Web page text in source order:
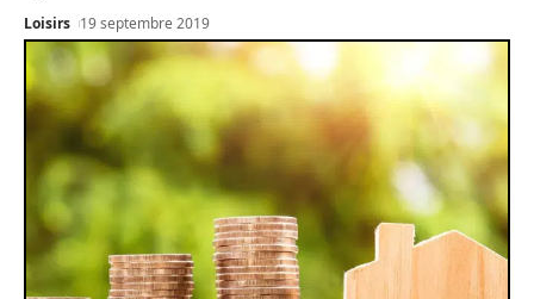
Loisirs 19 septembre 2019